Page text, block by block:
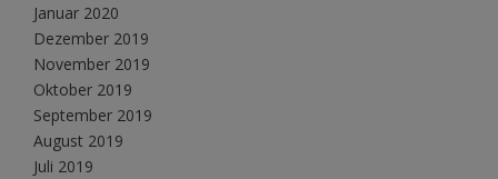
Januar 2020
Dezember 2019
November 2019
Oktober 2019
September 2019
August 2019
Juli 2019